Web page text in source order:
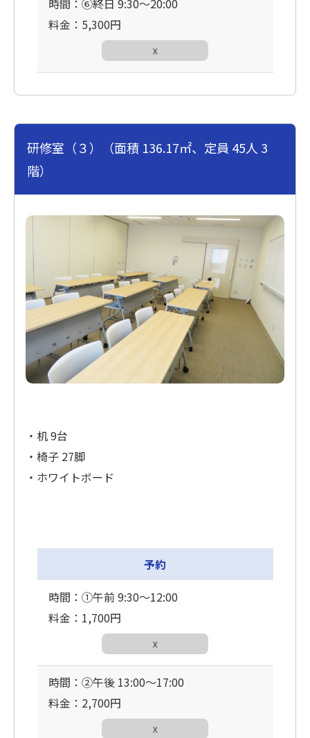
料金：5,300円
☓
研修室（３）（面積 136.17㎡、定員 45人 3
階）
・机 9台
・椅子 27脚
・ホワイトボード
予約
時間：①午前 9:30〜12:00
料金：1,700円
☓
時間：②午後 13:00〜17:00
料金：2,700円
☓